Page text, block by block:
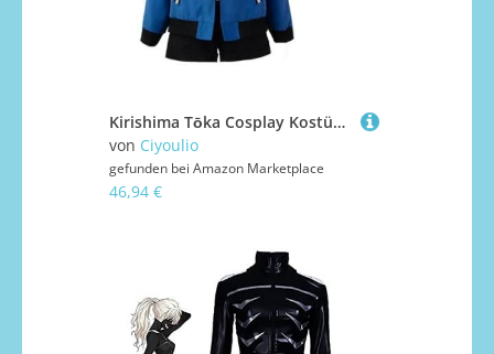
Kirishima Tōka Cosplay Kostüm mit Perücke Schwarzes Leder Kampfuniform/Blau Normaler Anzug Anime Rollenspiel Outfit Komplettes Set Dress Up Halloween Karneval Party Kostüm
von Ciyoulio
gefunden bei Amazon Marketplace
46,94 €